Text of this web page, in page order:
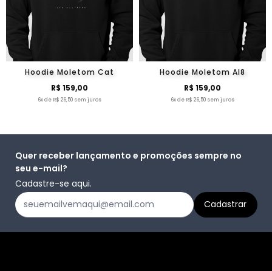
Hoodie Moletom Cat
R$ 159,00
6x de R$ 26,50 sem juros
Hoodie Moletom Al8
R$ 159,00
6x de R$ 26,50 sem juros
Quer receber lançamento e promoções sempre no
seu e-mail?
Cadastre-se aqui.